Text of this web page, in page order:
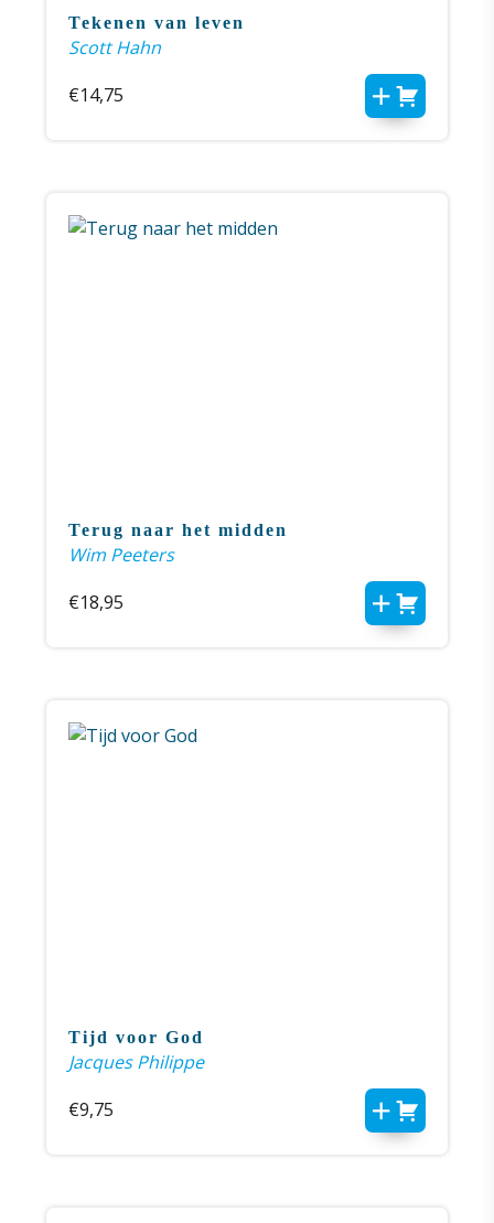
Tekenen van leven
Scott Hahn
€14,75
Terug naar het midden
Wim Peeters
€18,95
Tijd voor God
Jacques Philippe
€9,75